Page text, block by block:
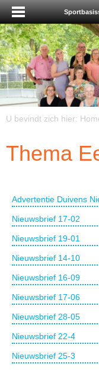
U bevindt zich hier:
Thema
Advertentie Duivens
Nieuwsbrief 17-02
Nieuwsbrief 19-01
Nieuwsbrief 14-10
Nieuwsbrief 16-09
Nieuwsbrief 17-06
Nieuwsbrief 28-05
Nieuwsbrief 22-4
Nieuwsbrief 25-3